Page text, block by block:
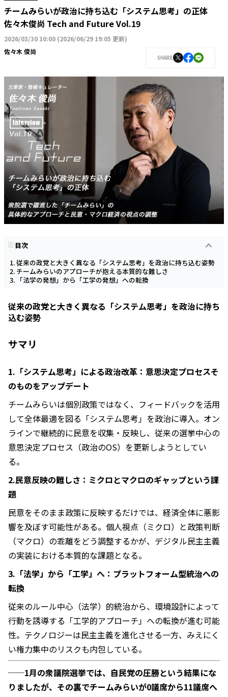
チームみらいが政治に持ち込む「システム思考」の正体
佐々木俊尚 Tech and Future Vol.19
2026/03/30 10:00 (2026/06/29 19:05 更新)
佐々木 俊尚
SHARE
目次
従来の政党と大きく異なる「システム思考」を政治に持ち込む姿勢
チームみらいのアプローチが抱える本質的な難しさ
「法学の発想」から「工学の発想」への転換
従来の政党と大きく異なる「システム思考」を政治に持ち
込む姿勢
サマリ
1.「システム思考」による政治改革：意思決定プロセスそ
のものをアップデート
チームみらいは個別政策ではなく、フィードバックを活用
して全体最適を図る「システム思考」を政治に導入。オン
ラインで継続的に民意を収集・反映し、従来の選挙中心の
意思決定プロセス（政治のOS）を更新しようとしてい
る。
2.民意反映の難しさ：ミクロとマクロのギャップという課
題
民意をそのまま政策に反映するだけでは、経済全体に悪影
響を及ぼす可能性がある。個人視点（ミクロ）と政策判断
（マクロ）の乖離をどう調整するかが、デジタル民主主義
の実装における本質的な課題となる。
3.「法学」から「工学」へ：プラットフォーム型統治への
転換
従来のルール中心（法学）的統治から、環境設計によって
行動を誘導する「工学的アプローチ」への転換が進む可能
性。テクノロジーは民主主義を進化させる一方、みえにく
い権力集中のリスクも内包している。
──1月の衆議院選挙では、自民党の圧勝という結果にな
りましたが、その裏でチームみらいが0議席から11議席へ